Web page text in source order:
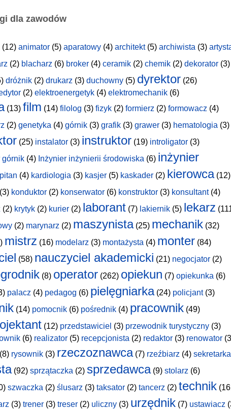
dla zawodów
(12) animator (5) aparatowy (4) architekt(5) archiwista (3)
(2) blacharz (6) broker (4) ceramik (2) chemik (2) dekorator (3)
dróżnik (2) drukarz (3) duchowny (5) dyrektor (26)
(2) elektroenergetyk (4) elektromechanik (6)
(13) film (14) filolog (3) fizyk (2) formierz (2) formowacz (4)
(2) genetyka (4) górnik (3) grafik (3) grawer (3) hematologia (3)
(25) instalator (3) instruktor (19) introligator (3)
górnik (4) Inżynier inżynierii środowiska (6) inżynier
(4) kardiologia (3) kasjer (5) kaskader (2) kierowca(12)
konduktor (2) konserwator (6) konstruktor (3) konsultant(4)
(2) krytyk (2) kurier (2) laborant (7) lakiernik (5) lekarz
(2) marynarz (2) maszynista(25) mechanik (32)
mistrz (16) modelarz (3) montażysta (4) monter (84)
(58) nauczyciel akademicki (21) negocjator (2)
(8) operator (262) opiekun (7) opiekunka (6)
palacz (4) pedagog (6) pielęgniarka(24) policjant(3)
(14) pomocnik (6) pośrednik (4) pracownik (49)
(12) przedstawiciel (3) przewodnik turystyczny (3)
(6) realizator (5) recepcjonista (2) redaktor (3) renowator
(8) rysownik (3) rzeczoznawca(7) rzeźbiarz (4) sekretarka
(92) sprzątaczka (2) sprzedawca(9) stolarz (6)
szwaczka (2) ślusarz (3) taksator (2) tancerz (2) technik
(3) trener (3) treser (2) uliczny (3) urzędnik (7) ustawiacz